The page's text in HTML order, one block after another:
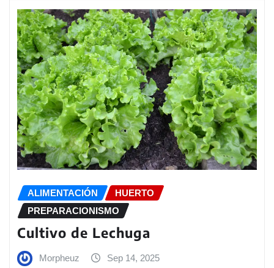
ALIMENTACIÓN
HUERTO
PREPARACIONISMO
Cultivo de Lechuga
Morpheuz Sep 14, 2025